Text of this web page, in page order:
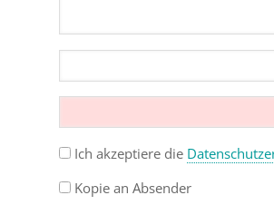
Ich akzeptiere die
Kopie an Absender